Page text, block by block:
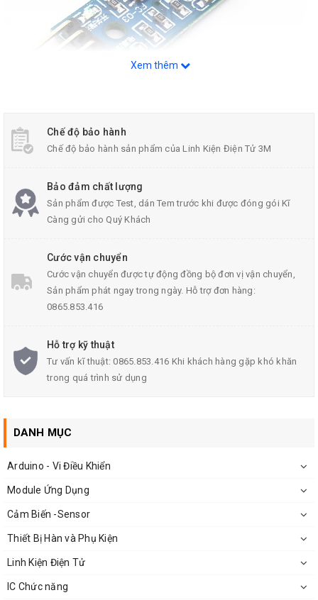
THỐNG SỐ KĨ THUẬT:
Chiều rộng rãnh thu phát hồng ngoại: 5mm
điện áp làm việc 3.3V-5V
các dạng đầu ra: Đầu ra chuyển mạch kỹ thuật số (0 và
Kích thước PCB board nhỏ gọn: 3.2cm X 1.4cm
Sử dụng một điện áp LM393
Xem thêm
Chế độ bảo hành
Chế độ bảo hành sản phẩm của Linh Kiện Điện Tử 3M
Bảo đảm chất lượng
Sản phẩm được Test, dán Tem trước khi được đóng gói Kĩ
Càng gửi cho Quý Khách
Cước vận chuyển
Cước vận chuyển được tự động đồng bộ đơn vị vận chuyển,
Sản phẩm phát ngay trong ngày. Hỗ trợ đơn hàng:
0865.853.416
Hỗ trợ kỹ thuật
Tư vấn kĩ thuật: 0865.853.416 Khi khách hàng gặp khó khăn
trong quá trình sử dụng
DANH MỤC
Arduino - Vi Điều Khiển
Module Ứng Dụng
Cảm Biến -Sensor
Thiết Bị Hàn và Phụ Kiện
Linh Kiện Điện Tử
IC Chức năng